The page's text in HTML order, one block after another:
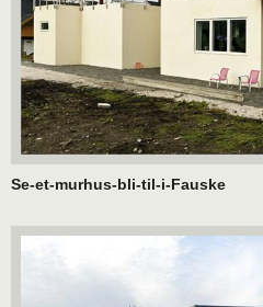
Se-et-murhus-bli-til-i-Fauske